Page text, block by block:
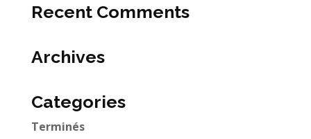
Recent Comments
Archives
Categories
Terminés